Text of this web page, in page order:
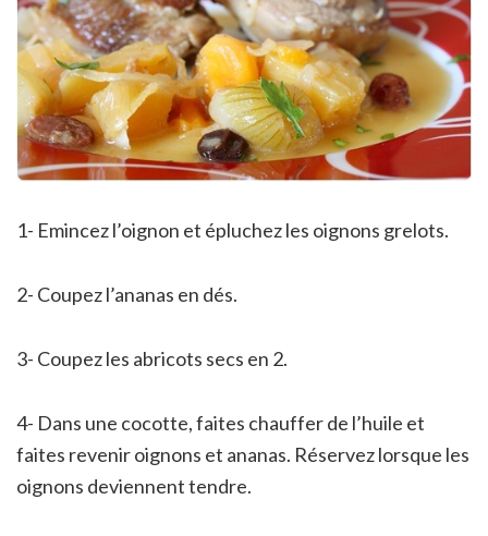
1- Emincez l’oignon et épluchez les oignons grelots.
2- Coupez l’ananas en dés.
3- Coupez les abricots secs en 2.
4- Dans une cocotte, faites chauffer de l’huile et
faites revenir oignons et ananas. Réservez lorsque les
oignons deviennent tendre.